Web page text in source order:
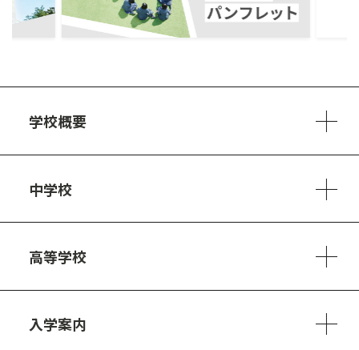
学校概要
中学校
高等学校
入学案内